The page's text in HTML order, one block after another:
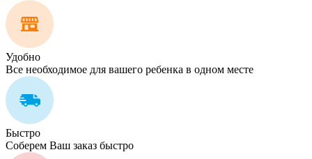
Удобно
Все необходимое для вашего ребенка в одном месте
Быстро
Соберем Ваш заказ быстро